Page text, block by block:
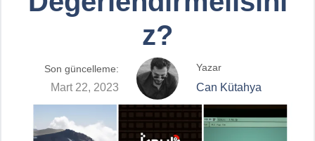
z?
Son güncelleme:
Mart 22, 2023
Yazar
Can Kütahya